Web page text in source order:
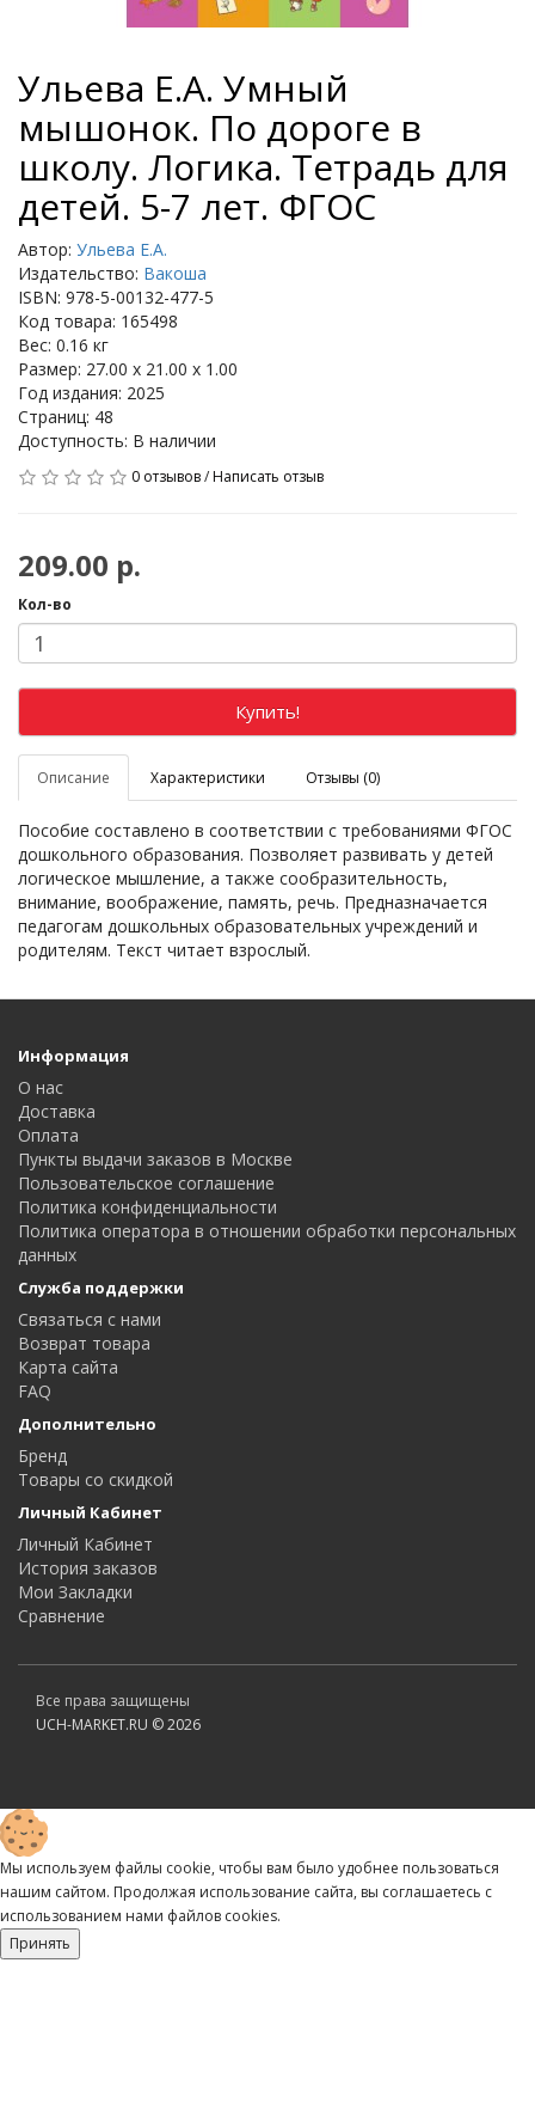
Ульева Е.А. Умный
мышонок. По дороге в
школу. Логика. Тетрадь для
детей. 5-7 лет. ФГОС
Автор: Ульева Е.А.
Издательство: Вакоша
ISBN: 978-5-00132-477-5
Код товара: 165498
Вес: 0.16 кг
Размер: 27.00 x 21.00 x 1.00
Год издания: 2025
Страниц: 48
Доступность: В наличии
0 отзывов/Написать отзыв
209.00 р.
Кол-во
Купить!
Описание Характеристики Отзывы (0)
Пособие составлено в соответствии с требованиями ФГОС
дошкольного образования. Позволяет развивать у детей
логическое мышление, а также сообразительность,
внимание, воображение, память, речь. Предназначается
педагогам дошкольных образовательных учреждений и
родителям. Текст читает взрослый.
Информация
О нас
Доставка
Оплата
Пункты выдачи заказов в Москве
Пользовательское соглашение
Политика конфиденциальности
Политика оператора в отношении обработки персональных
данных
Служба поддержки
Связаться с нами
Возврат товара
Карта сайта
FAQ
Дополнительно
Бренд
Товары со скидкой
Личный Кабинет
Личный Кабинет
История заказов
Мои Закладки
Сравнение
Все права защищены
UCH-MARKET.RU © 2026
Мы используем файлы cookie, чтобы вам было удобнее пользоваться
нашим сайтом. Продолжая использование сайта, вы соглашаетесь c
использованием нами файлов cookies.
Принять